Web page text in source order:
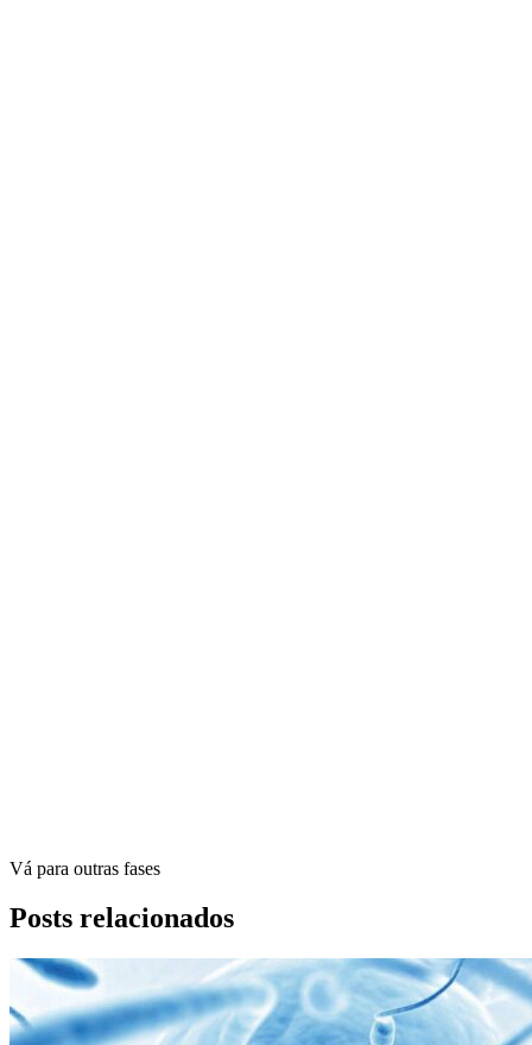
Vá para outras fases
Posts relacionados